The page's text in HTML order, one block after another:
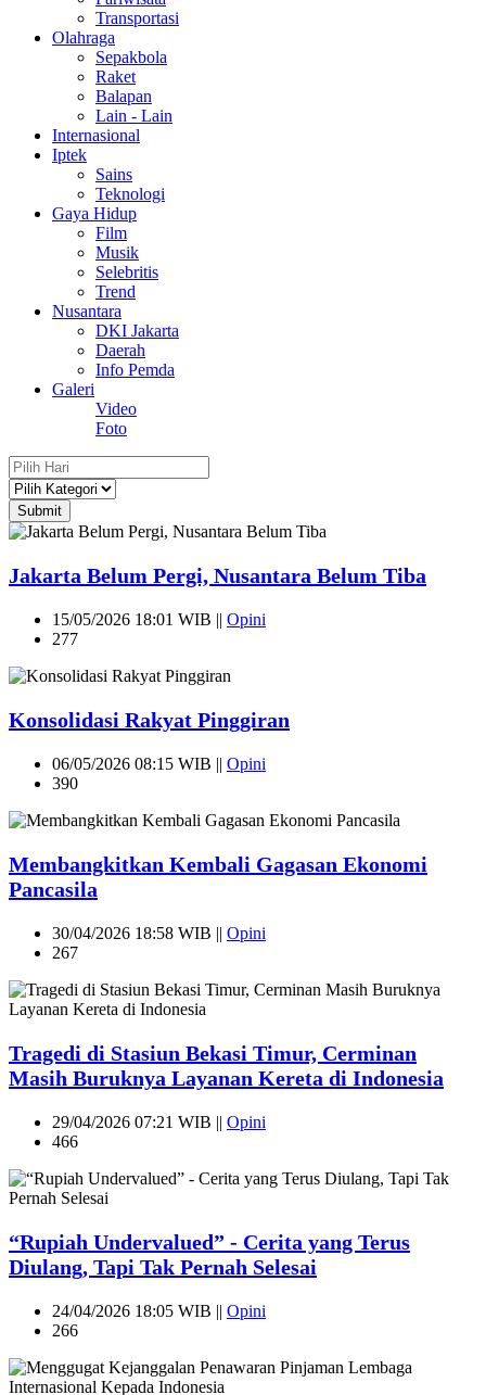
Transportasi
Olahraga
Sepakbola
Raket
Balapan
Lain - Lain
Internasional
Iptek
Sains
Teknologi
Gaya Hidup
Film
Musik
Selebritis
Trend
Nusantara
DKI Jakarta
Daerah
Info Pemda
Galeri
Video
Foto
Submit
Jakarta Belum Pergi, Nusantara Belum Tiba
15/05/2026 18:01 WIB || Opini
277
Konsolidasi Rakyat Pinggiran
06/05/2026 08:15 WIB || Opini
390
Membangkitkan Kembali Gagasan Ekonomi
Pancasila
30/04/2026 18:58 WIB || Opini
267
Tragedi di Stasiun Bekasi Timur, Cerminan
Masih Buruknya Layanan Kereta di Indonesia
29/04/2026 07:21 WIB || Opini
466
“Rupiah Undervalued” - Cerita yang Terus
Diulang, Tapi Tak Pernah Selesai
24/04/2026 18:05 WIB || Opini
266